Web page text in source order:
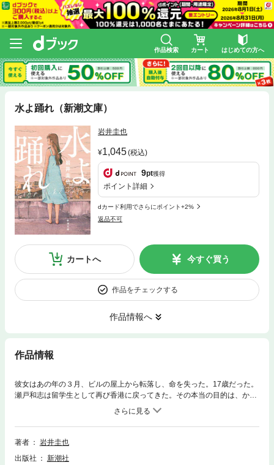
作品検索 カート はじめての方へ
水よ踊れ（新潮文庫）
岩井圭也
1,045(税込)
9pt獲得
ポイント詳細
dカード利用でさらにポイント+2%
返品不可
カートへ 今すぐ買う
作品をチェックする
作品情報へ
作品情報
彼女はあの年の３月、ビルの屋上から転落し、命を失った。17歳だった。
瀬戸和志は留学生として再び香港に戻ってきた。その本当の目的は、かつ
て恋していた梨欣（レイヤン）の死の謎を追うこと。だが、和志の行く手
にはさまざまな闇が口を広げていた。真の自由とはなんだ。志は実現でき
るのか——。中国返還直前の香港を舞台に、二度とない季節のなかで揺れ
動く男女の群像を描く、痛切きわまる青春小説。（解説・瀧井朝世）
著者
岩井圭也
出版社
新潮社